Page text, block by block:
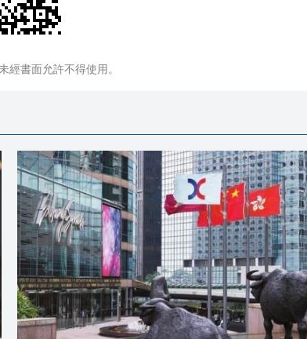
經書面允許不得使用。